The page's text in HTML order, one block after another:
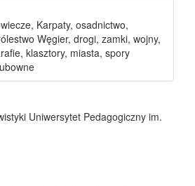
Karpaty, osadnictwo,
Węgier, drogi, zamki, wojny,
klasztory, miasta, spory
Content
Uniwersytet Pedagogiczny im.